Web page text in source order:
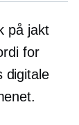
på jakt
for
digitale